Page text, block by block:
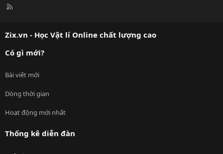
R
Zix.vn - Học Vật lí Online chất lượng cao
Có gì mới?
Bài viết mới
Dòng thời gian
Hoạt động mới nhất
Thống kê diễn đàn